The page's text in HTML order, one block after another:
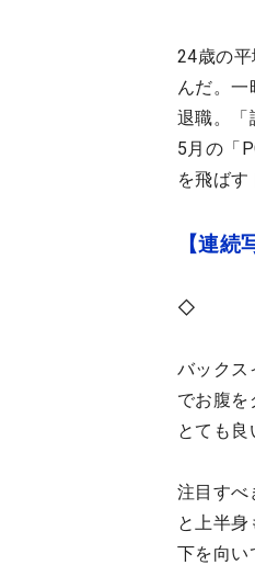
24歳の
んだ。一
退職。「
5月の「
を飛ばす
【連
◇
バックス
でお腹を
とても良
注目すべ
と上半
下を向い